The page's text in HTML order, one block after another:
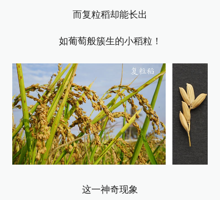
而复粒稻却能长出
如葡萄般簇生的小稻粒！
这一神奇现象